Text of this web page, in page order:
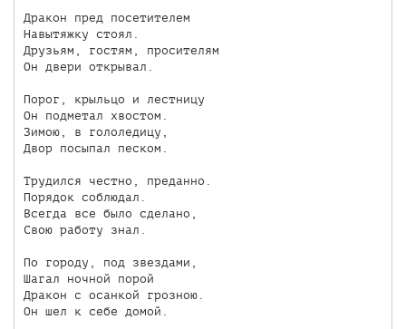
Дракон пред посетителем
Навытяжку стоял.
Друзьям, гостям, просителям
Он двери открывал.
Порог, крыльцо и лестницу
Он подметал хвостом.
Зимою, в гололедицу,
Двор посыпал песком.
Трудился честно, преданно.
Порядок соблюдал.
Всегда все было сделано,
Свою работу знал.
По городу, под звездами,
Шагал ночной порой
Дракон с осанкой грозною.
Он шел к себе домой.